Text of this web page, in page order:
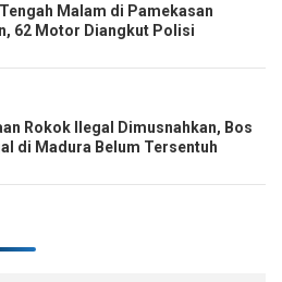
Malam di Pamekasan
62 Motor Diangkut Polisi
Rokok Ilegal Dimusnahkan, Bos
di Madura Belum Tersentuh